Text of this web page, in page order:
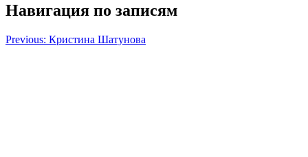
Навигация по записям
Previous: Кристина Шатунова